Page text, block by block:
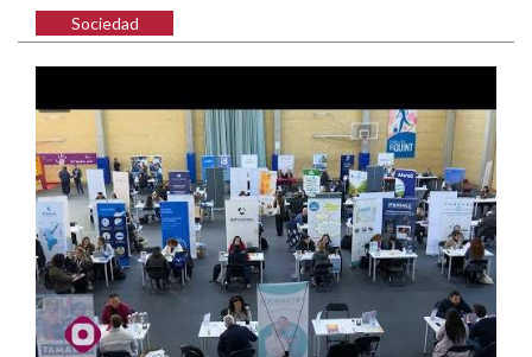
Sociedad